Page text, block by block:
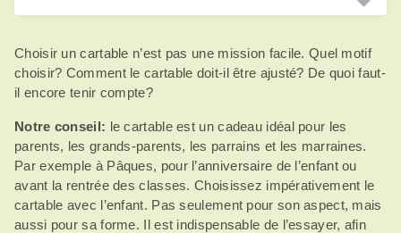
Choisir un cartable n’est pas une mission facile. Quel motif
choisir? Comment le cartable doit-il être ajusté? De quoi faut-
il encore tenir compte?
Notre conseil: le cartable est un cadeau idéal pour les
parents, les grands-parents, les parrains et les marraines.
Par exemple à Pâques, pour l’anniversaire de l’enfant ou
avant la rentrée des classes. Choisissez impérativement le
cartable avec l’enfant. Pas seulement pour son aspect, mais
aussi pour sa forme. Il est indispensable de l’essayer, afin